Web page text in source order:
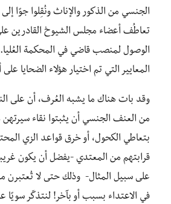
الجنسي من الذكور والإناث ونُقِلوا جوًا
تعاطُف أعضاء مجلس الشيوخ القادرين
الوصول لمنصب قاضي في المحكمة العُليا.
المعايير التي تم اختيار هؤلاء الضحايا
وقد بات هناك ما يشبه العُرف، أن على
من العنف الجنسي أن يثبتوا نقاء
بتعاطي الكحول، أو خرق قواعد الزي
قرابتهم من المعتدي -يفضل أن يكون
على سبيل المثال- وذلك حتى لا
في الاعتداء بسبب أو بآخر! لنتذكّر سويًا